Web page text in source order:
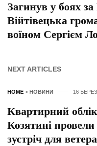
Загинув у боях
Війтівецька
воїном Сергієм
NEXT ARTICLES
HOME > НОВИНИ 16
Квартирний
Козятині
зустріч для